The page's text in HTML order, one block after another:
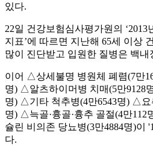
있다.
22일 건강보험심사평가원의 ‘2013
지표’에 따르면 지난해 65세 이상
많이 진단받고 입원한 질병은 백내
이어 △상세불명 병원체 폐렴(7만
명) △알츠하이머병 치매(5만9128
명) △기타 척추병(4만6543명) △요
명) △늑골·흉골·흉추 골절(4만
슐린 비의존 당뇨병(3만4884명)이
다.